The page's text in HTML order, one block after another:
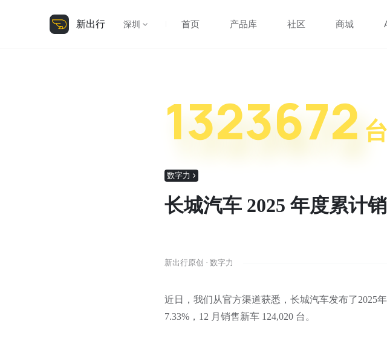
新出行 深圳 首页 产品库 社区 商城
1323672台
数字力
长城汽车 2025 年度累计
新出行原创 · 数字力
近日，我们从官方渠道获悉，长城汽车发布了2025
7.33%，12 月销售新车 124,020 台。